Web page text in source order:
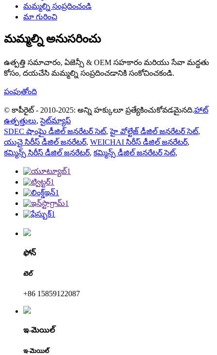
మమ్మల్ని సంప్రదించండి
మా గురించి
మమ్మల్ని అనుసరించు
ఉత్పత్తి సమాచారం, ఏజెన్సీ & OEM సహకారం మరియు సేవా మద్దతు
కోసం, దయచేసి మమ్మల్ని సంప్రదించడానికి సంకోచించకండి.
పంపుతోంది
© కాపీరైట్ - 2010-2025: అన్ని హక్కులూ ప్రత్యేకించుకోవడమైనది.హాట్
ఉత్పత్తులు,సైట్‌మ్యాప్
SDEC షాంఘై డీజిల్ జనరేటర్ సెట్,హై వోల్టేజ్ డీజిల్ జనరేటర్ సెట్,
యుచై సిరీస్ డీజిల్ జనరేటర్, WEICHAI సిరీస్ డీజిల్ జనరేటర్,
కమ్మిన్స్ సిరీస్ డీజిల్ జనరేటర్, కమ్మిన్స్ డీజిల్ జనరేటర్ సెట్,
ఫోన్
టెల్
+86 15859122087
ఇ-మెయిల్
ఇ-మెయిల్